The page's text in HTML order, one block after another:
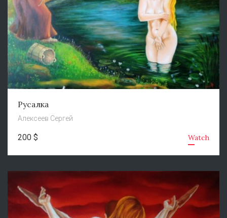
Русалка
Алексеев Сергей
200 $ Watch